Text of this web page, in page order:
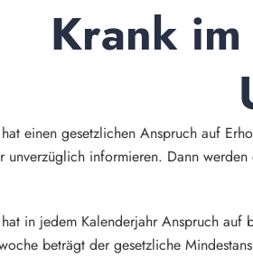
Krank
einen gesetzlichen Anspruch auf
unverzüglich informieren. Dann
in jedem Kalenderjahr Anspruch
beträgt der gesetzliche